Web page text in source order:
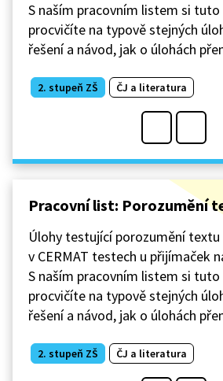
S naším pracovním listem si tuto
procvičíte na typově stejných
řešení a návod, jak o úlohách
2. stupeň ZŠ ČJ a literatura
Pracovní list: Porozumění
Úlohy testující porozumění
v CERMAT testech u přijímaček
S naším pracovním listem si tuto
procvičíte na typově stejných
řešení a návod, jak o úlohách
2. stupeň ZŠ ČJ a literatura